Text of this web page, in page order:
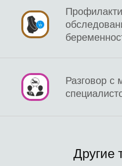
Разговор с
Другие